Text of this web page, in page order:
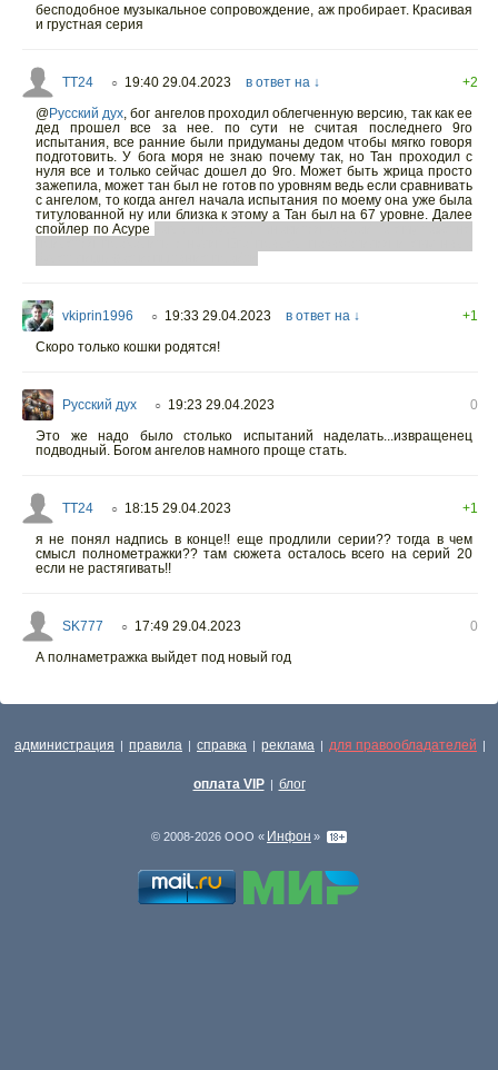
бесподобное музыкальное сопровождение, аж пробирает. Красивая
и грустная серия
TT24 ○ 19:40 29.04.2023 в ответ на ↓
+2
@Русский дух, бог ангелов проходил облегченную версию, так как ее
дед прошел все за нее. по сути не считая последнего 9го
испытания, все ранние были придуманы дедом чтобы мягко говоря
подготовить. У бога моря не знаю почему так, но Тан проходил с
нуля все и только сейчас дошел до 9го. Может быть жрица просто
зажепила, может тан был не готов по уровням ведь если сравнивать
с ангелом, то когда ангел начала испытания по моему она уже была
титулованной ну или близка к этому а Тан был на 67 уровне. Далее
спойлер по Асуре
vkiprin1996 ○ 19:33 29.04.2023 в ответ на ↓
+1
Скоро только кошки родятся!
Русский дух ○ 19:23 29.04.2023
0
Это же надо было столько испытаний наделать...извращенец
подводный. Богом ангелов намного проще стать.
TT24 ○ 18:15 29.04.2023
+1
я не понял надпись в конце!! еще продлили серии?? тогда в чем
смысл полнометражки?? там сюжета осталось всего на серий 20
если не растягивать!!
SK777 ○ 17:49 29.04.2023
0
А полнаметражка выйдет под новый год
администрация | правила | справка | реклама | для правообладателей |
оплата VIP | блог
© 2008-2026 ООО « Инфон »